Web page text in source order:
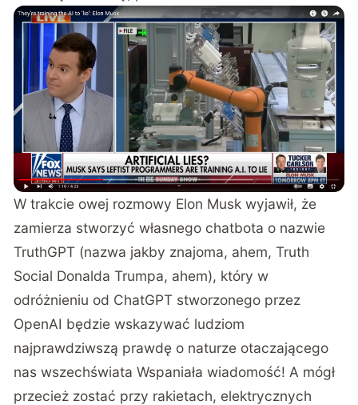
W trakcie owej rozmowy Elon Musk wyjawił, że
zamierza stworzyć własnego chatbota o nazwie
TruthGPT (nazwa jakby znajoma, ahem, Truth
Social Donalda Trumpa, ahem), który w
odróżnieniu od ChatGPT stworzonego przez
OpenAI będzie wskazywać ludziom
najprawdziwszą prawdę o naturze otaczającego
nas wszechświata Wspaniała wiadomość! A mógł
przecież zostać przy rakietach, elektrycznych